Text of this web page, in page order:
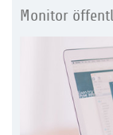
Monitor